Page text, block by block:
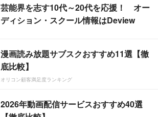
芸能界を志す10代～20代を応援！ オー
ディション・スクール情報はDeview
漫画読み放題サブスクおすすめ11選【徹
底比較】
オリコン顧客満足度ランキング
2026年動画配信サービスおすすめ40選